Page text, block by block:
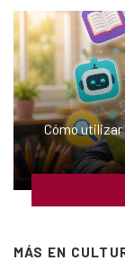
Cómo
MÁS EN